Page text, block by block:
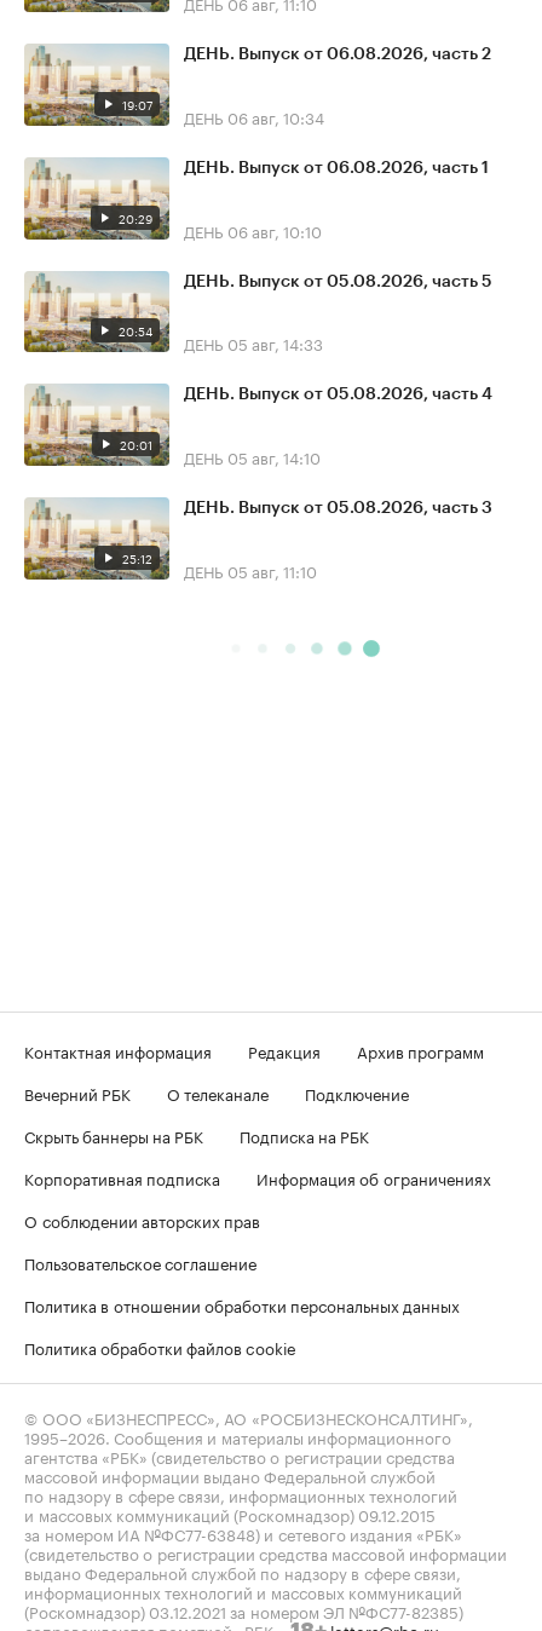
19:07
ДЕНЬ. Выпуск от 06.08.2026, часть 2
ДЕНЬ 06 авг, 10:34
20:29
ДЕНЬ. Выпуск от 06.08.2026, часть 1
ДЕНЬ 06 авг, 10:10
20:54
ДЕНЬ. Выпуск от 05.08.2026, часть 5
ДЕНЬ 05 авг, 14:33
20:01
ДЕНЬ. Выпуск от 05.08.2026, часть 4
ДЕНЬ 05 авг, 14:10
25:12
ДЕНЬ. Выпуск от 05.08.2026, часть 3
ДЕНЬ 05 авг, 11:10
Контактная информация Редакция
Архив программ
Вечерний РБК
О телеканале
Подключение
Скрыть баннеры на РБК
Подписка на РБК
Корпоративная подписка
Информация об ограничениях
О соблюдении авторских прав
Пользовательское соглашение
Политика в отношении обработки персональных данных
Политика обработки файлов cookie
© ООО «БИЗНЕСПРЕСС», АО «РОСБИЗНЕСКОНСАЛТИНГ»,
1995–2026 . Сообщения и материалы информационного
агентства «РБК» (свидетельство о регистрации средства
массовой информации выдано Федеральной службой
по надзору в сфере связи, информационных технологий
и массовых коммуникаций (Роскомнадзор) 09.12.2015
за номером ИА №ФС77-63848) и сетевого издания «РБК»
(свидетельство о регистрации средства массовой информации
выдано Федеральной службой по надзору в сфере связи,
информационных технологий и массовых коммуникаций
(Роскомнадзор) 03.12.2021 за номером ЭЛ №ФС77-82385)